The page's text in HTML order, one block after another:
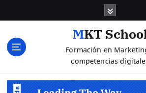
MKT
Formación en
competencias